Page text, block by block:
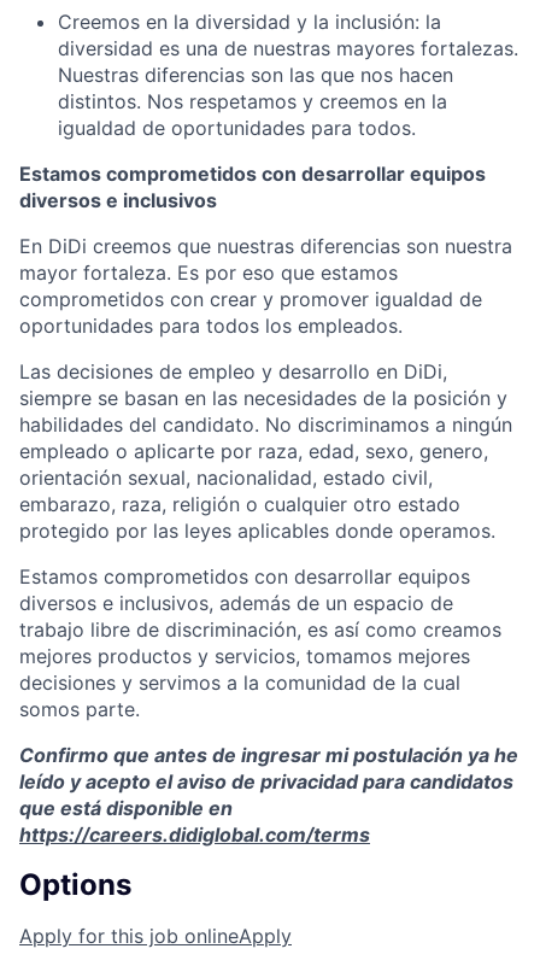
Creemos en la diversidad y la inclusión: la
diversidad es una de nuestras mayores fortalezas.
Nuestras diferencias son las que nos hacen
distintos. Nos respetamos y creemos en la
igualdad de oportunidades para todos.
Estamos comprometidos con desarrollar equipos
diversos e inclusivos
En DiDi creemos que nuestras diferencias son nuestra
mayor fortaleza. Es por eso que estamos
comprometidos con crear y promover igualdad de
oportunidades para todos los empleados.
Las decisiones de empleo y desarrollo en DiDi,
siempre se basan en las necesidades de la posición y
habilidades del candidato. No discriminamos a ningún
empleado o aplicarte por raza, edad, sexo, genero,
orientación sexual, nacionalidad, estado civil,
embarazo, raza, religión o cualquier otro estado
protegido por las leyes aplicables donde operamos.
Estamos comprometidos con desarrollar equipos
diversos e inclusivos, además de un espacio de
trabajo libre de discriminación, es así como creamos
mejores productos y servicios, tomamos mejores
decisiones y servimos a la comunidad de la cual
somos parte.
Confirmo que antes de ingresar mi postulación ya he
leído y acepto el aviso de privacidad para candidatos
que está disponible en
https://careers.didiglobal.com/terms
Options
Apply for this job onlineApply